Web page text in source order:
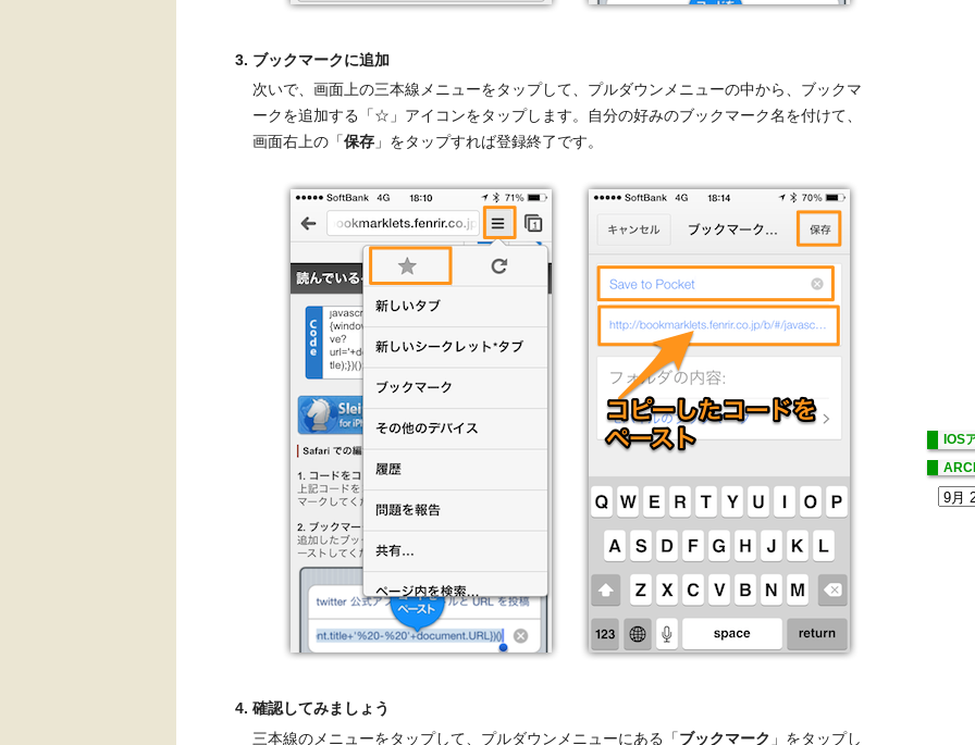
ブックマークに追加
次いで、画面上の三本線メニューをタップして、プルダウンメニューの中から、ブックマ
ークを追加する「☆」アイコンをタップします。自分の好みのブックマーク名を付けて、
画面右上の「保存 」をタップすれば登録終了です。
確認してみましょう
三本線のメニューをタップして、プルダウンメニューにある「ブックマーク 」をタップし
IOS